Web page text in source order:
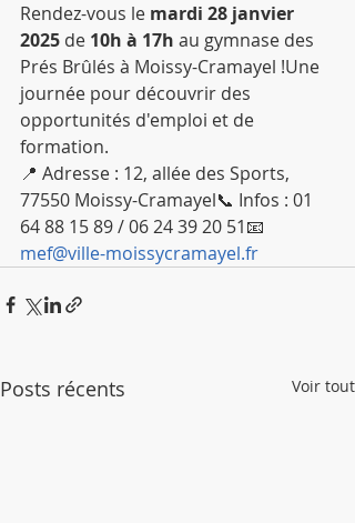
Rendez-vous le mardi 28 janvier
2025 de 10h à 17h au gymnase des
Prés Brûlés à Moissy-Cramayel !Une
journée pour découvrir des
opportunités d'emploi et de
formation.
📍 Adresse : 12, allée des Sports,
77550 Moissy-Cramayel📞 Infos : 01
64 88 15 89 / 06 24 39 20 51📧
mef@ville-moissycramayel.fr
Posts récents Voir tout